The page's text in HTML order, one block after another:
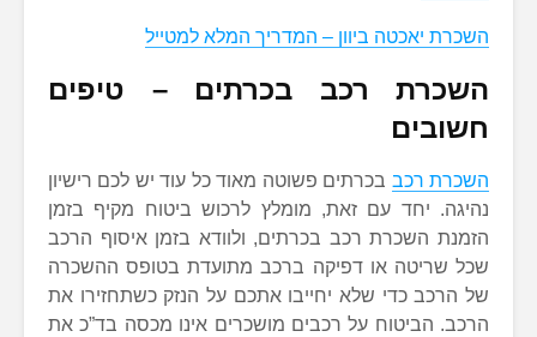
השכרת יאכטה ביוון – המדריך המלא למטייל
השכרת רכב בכרתים – טיפים
חשובים
השכרת רכב בכרתים פשוטה מאוד כל עוד יש לכם רישיון
נהיגה. יחד עם זאת, מומלץ לרכוש ביטוח מקיף בזמן
הזמנת השכרת רכב בכרתים, ולוודא בזמן איסוף הרכב
שכל שריטה או דפיקה ברכב מתועדת בטופס ההשכרה
של הרכב כדי שלא יחייבו אתכם על הנזק כשתחזירו את
הרכב. הביטוח על רכבים מושכרים אינו מכסה בד”כ את